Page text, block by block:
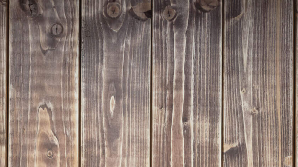
News
Veranstaltungen
Rückblicke
Newsletter
Die LandesEhrenamtsagentur
Publikationen
Ansprechpartner
Ehrenamt hat viele
Finde dein
Ehrenamtssuchmaschine
Freiwilliges Soziales
Koordinierungszentren für
Engagierte Stadt
Freiwilligendienste
Freiwilligentage
Hessen hilft Ukraine